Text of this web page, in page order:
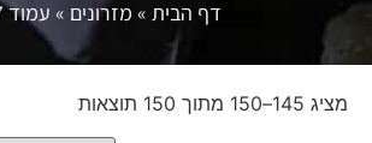
דף הבית » מזרונים » עמוד 17
מציג 145–150 מתוך 150 תוצאות